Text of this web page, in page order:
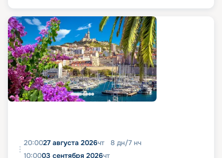
20:0027 августа 2026чт 8 дн/7 нч
10:0003 сентября 2026чт